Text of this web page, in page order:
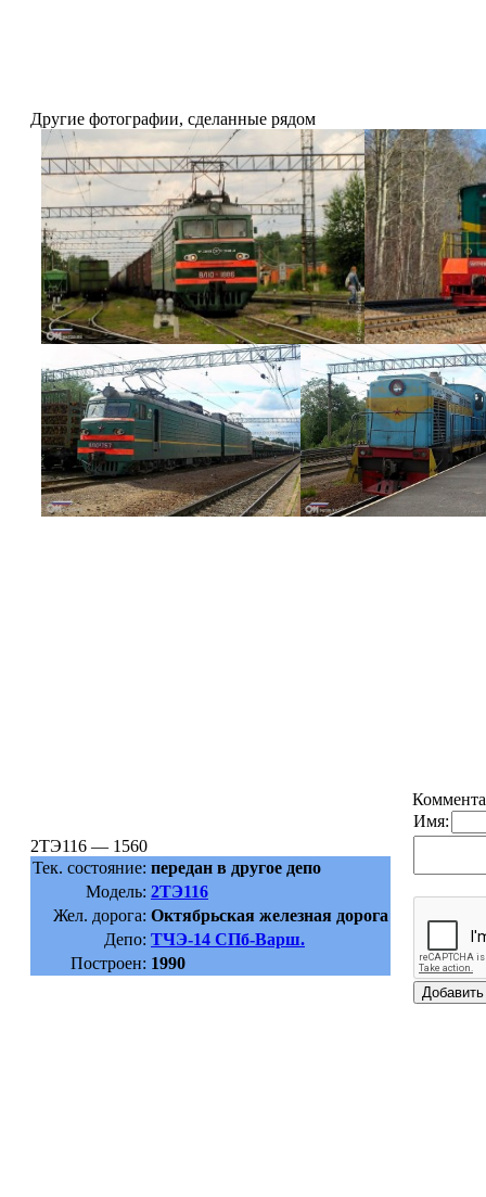
Другие фотографии, сделанные рядом
2ТЭ116 — 1560
Тек. состояние: передан в другое депо
Модель: 2ТЭ116
Жел. дорога: Октябрьская железная дорога
Депо: ТЧЭ-14 СПб-Варш.
Построен: 1990
Имя: